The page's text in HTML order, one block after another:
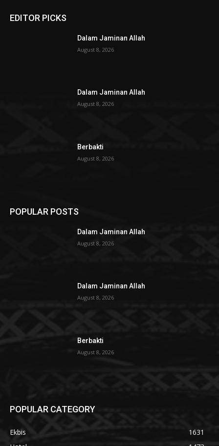
EDITOR PICKS
Dalam Jaminan Allah
August 8, 2026
Dalam Jaminan Allah
August 8, 2026
Berbakti
August 8, 2026
POPULAR POSTS
Dalam Jaminan Allah
August 8, 2026
Dalam Jaminan Allah
August 8, 2026
Berbakti
August 8, 2026
POPULAR CATEGORY
Ekbis
1631